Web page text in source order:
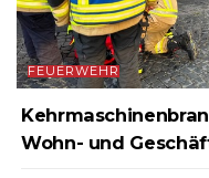
FEUERWEHR
Wohn- und